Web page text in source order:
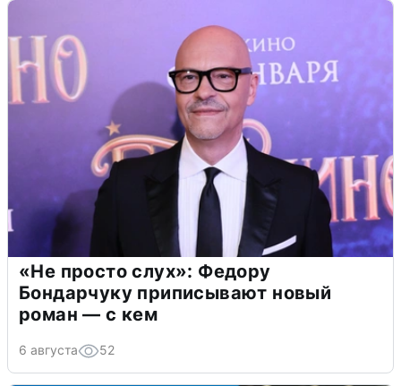
«Не просто слух»: Федору
Бондарчуку приписывают новый
роман — с кем
6 августа 52